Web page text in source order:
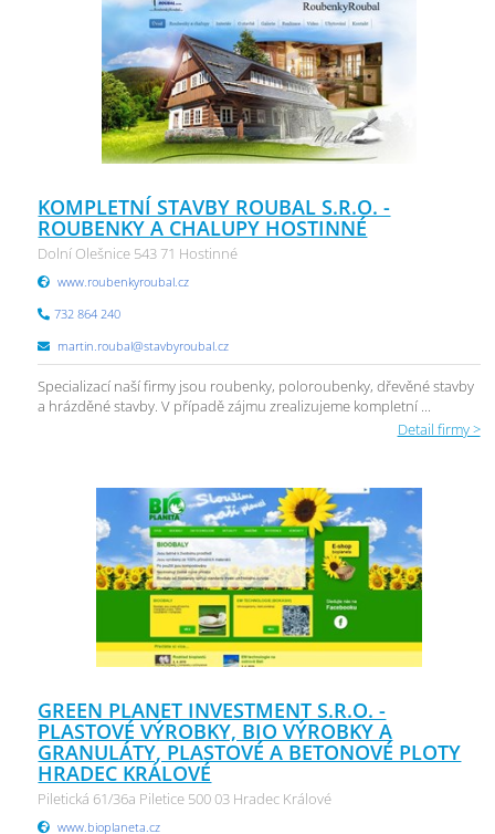
KOMPLETNÍ STAVBY ROUBAL S.R.O. -
ROUBENKY A CHALUPY HOSTINNÉ
Dolní Olešnice 543 71 Hostinné
www.roubenkyroubal.cz
732 864 240
martin.roubal@stavbyroubal.cz
Specializací naší firmy jsou roubenky, poloroubenky, dřevěné stavby
a hrázděné stavby. V případě zájmu zrealizujeme kompletní ...
Detail firmy >
GREEN PLANET INVESTMENT S.R.O. -
PLASTOVÉ VÝROBKY, BIO VÝROBKY A
GRANULÁTY, PLASTOVÉ A BETONOVÉ PLOTY
HRADEC KRÁLOVÉ
Piletická 61/36a Piletice 500 03 Hradec Králové
www.bioplaneta.cz